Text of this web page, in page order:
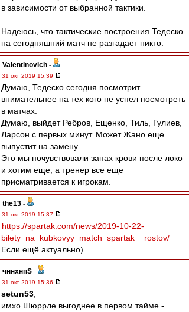
в зависимости от выбранной тактики.
Надеюсь, что тактические построения Тедеско
на сегодняшний матч не разгадает никто.
Valentinovich -
31 окт 2019 15:39
Думаю, Тедеско сегодня посмотрит
внимательнее на тех кого не успел посмотреть
в матчах.
Думаю, выйдет Ребров, Ещенко, Тиль, Гулиев,
Ларсон с первых минут. Может Жано еще
выпустит на замену.
Это мы почувствовали запах крови после локо
и хотим еще, а тренер все еще
присматривается к игрокам.
the13 -
31 окт 2019 15:37
https://spartak.com/news/2019-10-22-
bilety_na_kubkovyy_match_spartak__rostov/
Если ещё актуально)
чннхнпS -
31 окт 2019 15:36
setun53
имхо Шюррле выгоднее в первом тайме -